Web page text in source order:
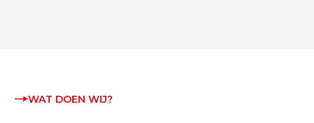
WAT DOEN WIJ?